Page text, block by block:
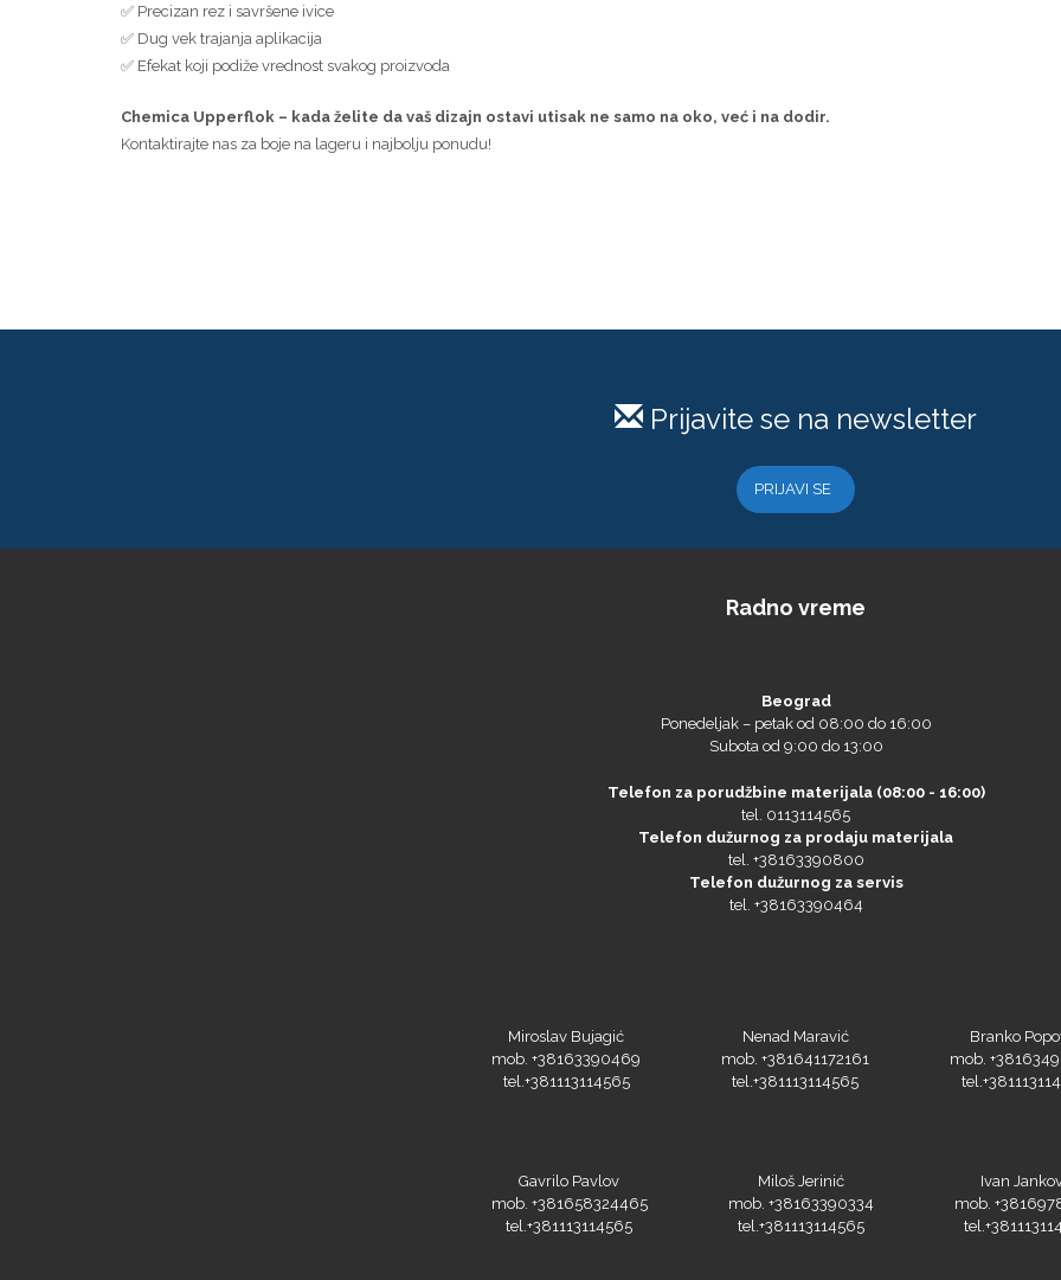
✅ Precizan rez i savršene ivice
✅ Dug vek trajanja aplikacija
✅ Efekat koji podiže vrednost svakog proizvoda
Chemica Upperflok – kada želite da vaš dizajn ostavi utisak ne samo na oko, već i na dodir.
Kontaktirajte nas za boje na lageru i najbolju ponudu!
Prijavite se na newsletter
PRIJAVI SE
Radno vreme
Beograd
Ponedeljak – petak od 08:00 do 16:00
Subota od 9:00 do 13:00
Telefon za porudžbine materijala (08:00 - 16:00)
tel. 0113114565
Telefon dužurnog za prodaju materijala
tel. +38163390800
Telefon dužurnog za servis
tel. +38163390464
Miroslav Bujagić
mob. +38163390469
tel.+381113114565
Nenad Maravić
mob. +381641172161
tel.+381113114565
Branko
mob.
Gavrilo Pavlov
mob. +381658324465
tel.+381113114565
Miloš Jerinić
mob. +38163390334
tel.+381113114565
Ivan
mob.